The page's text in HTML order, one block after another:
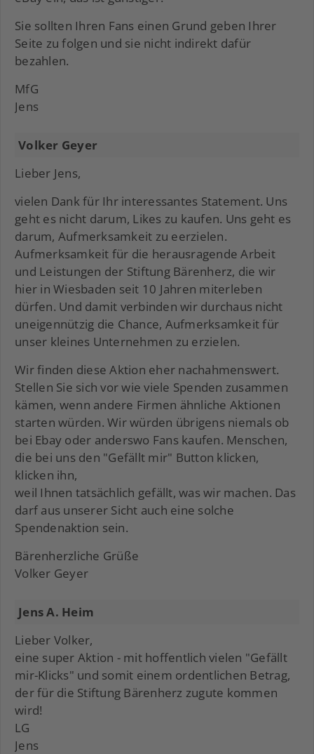
Sie sollten Ihren Fans einen Grund geben Ihrer
Seite zu folgen und sie nicht indirekt dafür
bezahlen.
MfG
Jens
Volker Geyer
Lieber Jens,
vielen Dank für Ihr interessantes Statement. Uns
geht es nicht darum, Likes zu kaufen. Uns geht es
darum, Aufmerksamkeit zu eerzielen.
Aufmerksamkeit für die herausragende Arbeit
und Leistungen der Stiftung Bärenherz, die wir
hier in Wiesbaden seit 10 Jahren miterleben
dürfen. Und damit verbinden wir durchaus nicht
uneigennützig die Chance, Aufmerksamkeit für
unser kleines Unternehmen zu erzielen.
Wir finden diese Aktion eher nachahmenswert.
Stellen Sie sich vor wie viele Spenden zusammen
kämen, wenn andere Firmen ähnliche Aktionen
starten würden. Wir würden übrigens niemals ob
bei Ebay oder anderswo Fans kaufen. Menschen,
die bei uns den "Gefällt mir" Button klicken,
klicken ihn,
weil Ihnen tatsächlich gefällt, was wir machen. Das
darf aus unserer Sicht auch eine solche
Spendenaktion sein.
Bärenherzliche Grüße
Volker Geyer
Jens A. Heim
Lieber Volker,
eine super Aktion - mit hoffentlich vielen "Gefällt
mir-Klicks" und somit einem ordentlichen Betrag,
der für die Stiftung Bärenherz zugute kommen
wird!
LG
Jens